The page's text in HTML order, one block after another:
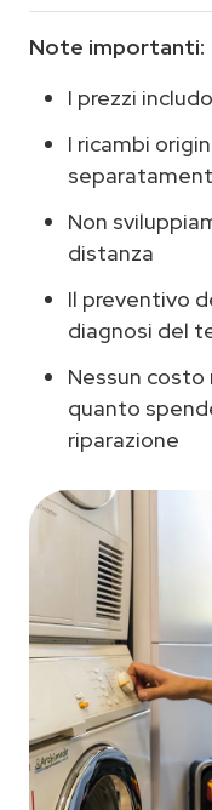
Note importanti:
I prezzi
I ricambi
Non
distanza
Il preventivo
diagnosi del
Nessun
quanto
riparazione